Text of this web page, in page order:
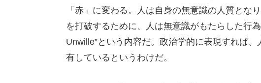
「赤」に変わる。人は自身の無意識の人質とな
を打破するために、人は無意識がもたらした行
Unwille”という内容だ。政治学的に表現すれば
有しているというわけだ。